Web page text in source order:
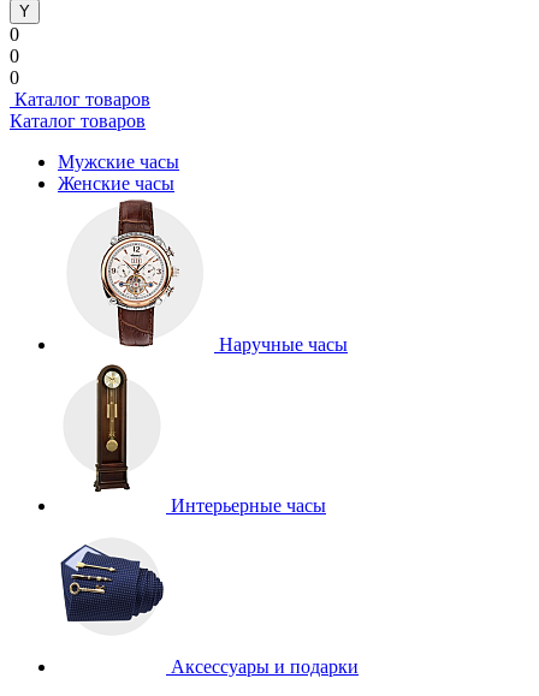
0
0
0
Каталог товаров
Каталог товаров
Мужские часы
Женские часы
Наручные часы
Интерьерные часы
Аксессуары и подарки